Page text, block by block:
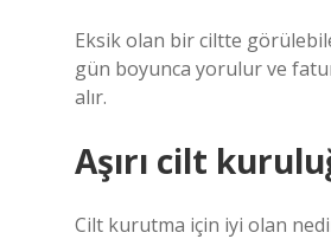
Eksik olan bir ciltte
gün boyunca yorulur ve
alır.
Aşırı cilt
Cilt kurutma için iyi olan